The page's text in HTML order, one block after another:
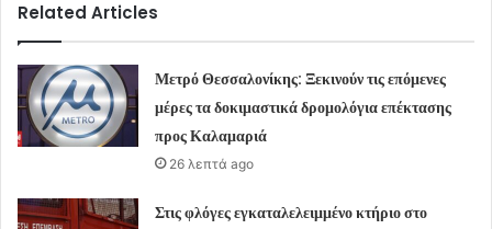
Related Articles
Μετρό Θεσσαλονίκης: Ξεκινούν τις επόμενες
μέρες τα δοκιμαστικά δρομολόγια επέκτασης
προς Καλαμαριά
26 λεπτά ago
Στις φλόγες εγκαταλελειμμένο κτήριο στο